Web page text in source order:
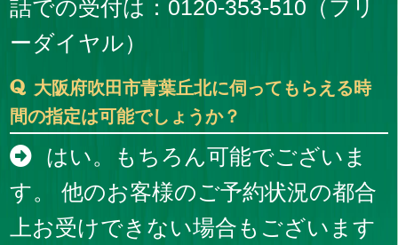
話での受付は：0120-353-510（フリ
ーダイヤル）
大阪府吹田市青葉丘北に伺ってもらえる時
間の指定は可能でしょうか？
はい。もちろん可能でございま
す。 他のお客様のご予約状況の都合
上お受けできない場合もございます